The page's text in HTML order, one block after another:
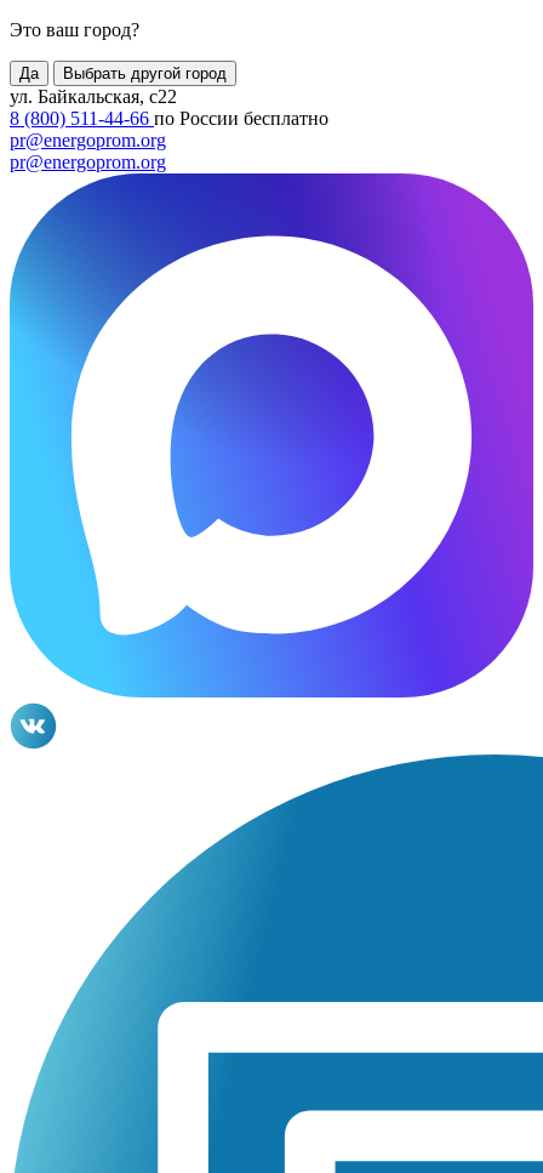
Это ваш город?
Да Выбрать другой город
ул. Байкальская, с22
8 (800) 511-44-66 по России бесплатно
pr@energoprom.org
pr@energoprom.org